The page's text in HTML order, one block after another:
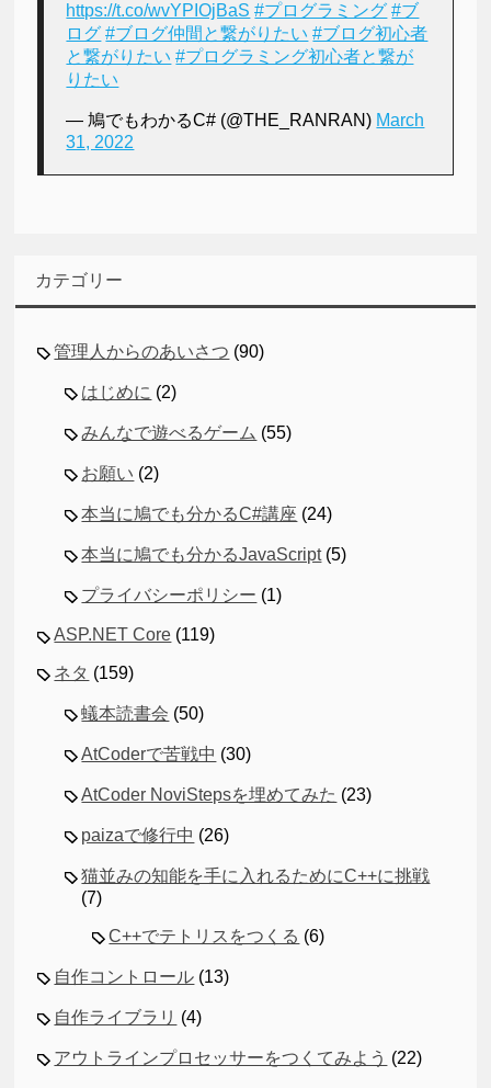
https://t.co/wvYPIOjBaS #プログラミング #ブ
ログ #ブログ仲間と繋がりたい #ブログ初心者
と繋がりたい #プログラミング初心者と繋が
りたい
— 鳩でもわかるC# (@THE_RANRAN) March
31, 2022
カテゴリー
管理人からのあいさつ (90)
はじめに (2)
みんなで遊べるゲーム (55)
お願い (2)
本当に鳩でも分かるC#講座 (24)
本当に鳩でも分かるJavaScript(5)
プライバシーポリシー (1)
ASP.NET Core (119)
ネタ (159)
蟻本読書会 (50)
AtCoderで苦戦中 (30)
AtCoder NoviStepsを埋めてみた (23)
paizaで修行中 (26)
猫並みの知能を手に入れるためにC++に挑戦
(7)
C++でテトリスをつくる (6)
自作コントロール (13)
自作ライブラリ (4)
アウトラインプロセッサーをつくてみよう (22)